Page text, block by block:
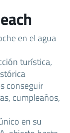
en el agua
turística,
conseguir
cumpleaños,
en su